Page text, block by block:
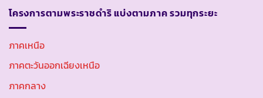
โครงการตามพระราชดำริ แบ่งตามภาค รวมทุกระยะ
ภาคเหนือ
ภาคตะวันออกเฉียงเหนือ
ภาคกลาง